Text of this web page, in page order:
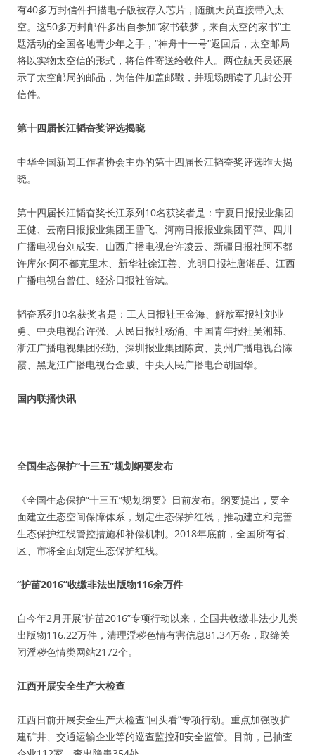
有40多万封信件扫描电子版被存入芯片，随航天员直接带入太
空。这50多万封邮件多出自参加“家书载梦，来自太空的家书”主
题活动的全国各地青少年之手，“神舟十一号”返回后，太空邮局
将以实物太空信的形式，将信件寄送给收件人。两位航天员还展
示了太空邮局的邮品，为信件加盖邮戳，并现场朗读了几封公开
信件。
第十四届长江韬奋奖评选揭晓
中华全国新闻工作者协会主办的第十四届长江韬奋奖评选昨天揭
晓。
第十四届长江韬奋奖长江系列10名获奖者是：宁夏日报报业集团
王健、云南日报报业集团王雪飞、河南日报报业集团平萍、四川
广播电视台刘成安、山西广播电视台许凌云、新疆日报社阿不都
许库尔·阿不都克里木、新华社徐江善、光明日报社唐湘岳、江西
广播电视台曾佳、经济日报社管斌。
韬奋系列10名获奖者是：工人日报社王金海、解放军报社刘业
勇、中央电视台许强、人民日报社杨涌、中国青年报社吴湘韩、
浙江广播电视集团张勤、深圳报业集团陈寅、贵州广播电视台陈
霞、黑龙江广播电视台金威、中央人民广播电台胡国华。
国内联播快讯
全国生态保护“十三五”规划纲要发布
《全国生态保护“十三五”规划纲要》日前发布。纲要提出，要全
面建立生态空间保障体系，划定生态保护红线，推动建立和完善
生态保护红线管控措施和补偿机制。2018年底前，全国所有省、
区、市将全面划定生态保护红线。
“护苗2016”收缴非法出版物116余万件
自今年2月开展“护苗2016”专项行动以来，全国共收缴非法少儿类
出版物116.22万件，清理淫秽色情有害信息81.34万条，取缔关
闭淫秽色情类网站2172个。
江西开展安全生产大检查
江西日前开展安全生产大检查“回头看”专项行动。重点加强改扩
建矿井、交通运输企业等的巡查监控和安全监管。目前，已抽查